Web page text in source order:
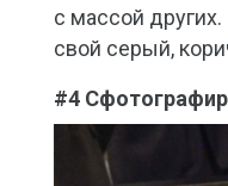
с массой
свой серый,
#4